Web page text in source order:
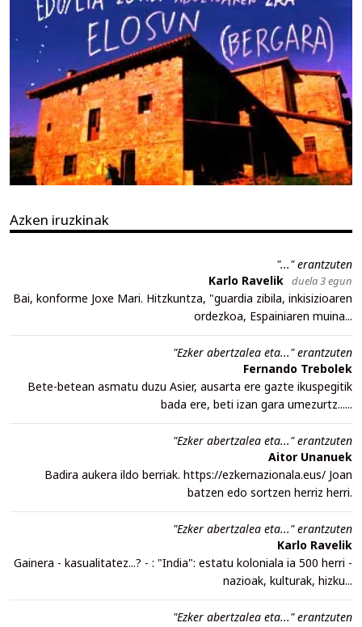
Azken iruzkinak
"..." erantzuten
Karlo Ravelik duela 3 egun
Bai, konforme Joxe Mari. Hitzkuntza, "guardia zibila, inkisizioaren
ordezkoa, Espainiaren muina...
"Ezker abertzalea eta..." erantzuten
Fernando Trebolek
Bete-betean asmatu duzu Asier, ausarta ere gazte ikuspegitik
bada ere, beti izan gara umezurtz......
"Ezker abertzalea eta..." erantzuten
Aitor Unanuek
Badira aukera ildo berriak. https://ezkernazionala.eus/ Joan
batzen edo sortzen herriz herri.
"Ezker abertzalea eta..." erantzuten
Karlo Ravelik
Gainera - kasualitatez...? - : "India": estatu koloniala ia 500 herri -
nazioak, kulturak, hizku...
"Ezker abertzalea eta..." erantzuten